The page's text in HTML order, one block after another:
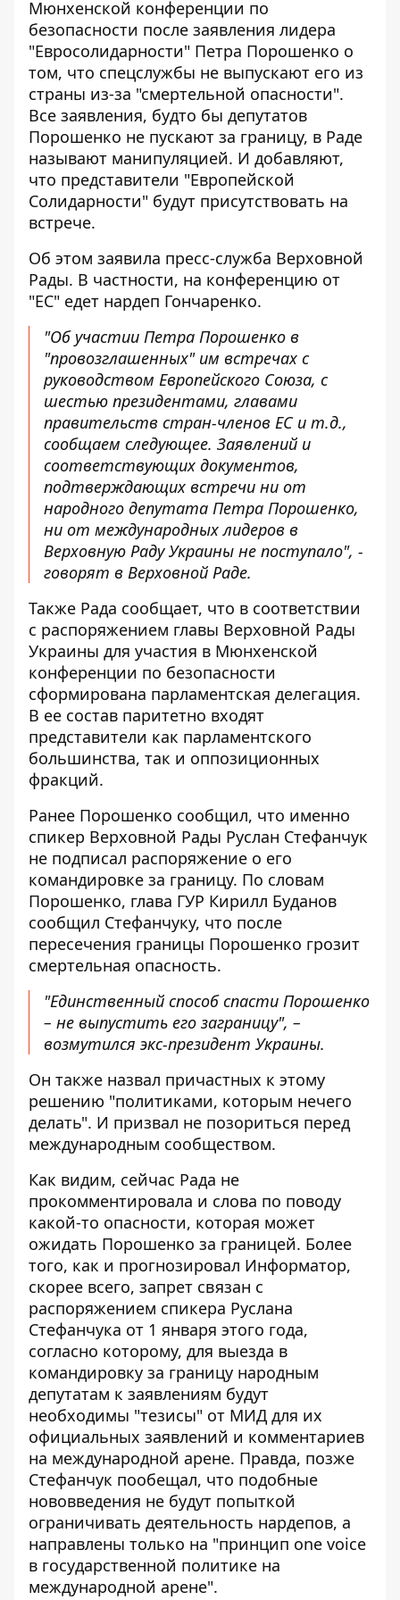
Мюнхенской конференции по
безопасности после заявления лидера
"Евросолидарности" Петра Порошенко о
том, что спецслужбы не выпускают его из
страны из-за "смертельной опасности".
Все заявления, будто бы депутатов
Порошенко не пускают за границу, в Раде
называют манипуляцией. И добавляют,
что представители "Европейской
Солидарности" будут присутствовать на
встрече.
Об этом заявила пресс-служба Верховной
Рады. В частности, на конференцию от
"ЕС" едет нардеп Гончаренко.
"Об участии Петра Порошенко в
"провозглашенных" им встречах с
руководством Европейского Союза, с
шестью президентами, главами
правительств стран-членов ЕС и т.д.,
сообщаем следующее. Заявлений и
соответствующих документов,
подтверждающих встречи ни от
народного депутата Петра Порошенко,
ни от международных лидеров в
Верховную Раду Украины не поступало", -
говорят в Верховной Раде.
Также Рада сообщает, что в соответствии
с распоряжением главы Верховной Рады
Украины для участия в Мюнхенской
конференции по безопасности
сформирована парламентская делегация.
В ее состав паритетно входят
представители как парламентского
большинства, так и оппозиционных
фракций.
Ранее Порошенко сообщил, что именно
спикер Верховной Рады Руслан Стефанчук
не подписал распоряжение о его
командировке за границу. По словам
Порошенко, глава ГУР Кирилл Буданов
сообщил Стефанчуку, что после
пересечения границы Порошенко грозит
смертельная опасность.
"Единственный способ спасти Порошенко
– не выпустить его заграницу", –
возмутился экс-президент Украины.
Он также назвал причастных к этому
решению "политиками, которым нечего
делать". И призвал не позориться перед
международным сообществом.
Как видим, сейчас Рада не
прокомментировала и слова по поводу
какой-то опасности, которая может
ожидать Порошенко за границей. Более
того, как и прогнозировал Информатор,
скорее всего, запрет связан с
распоряжением спикера Руслана
Стефанчука от 1 января этого года,
согласно которому, для выезда в
командировку за границу народным
депутатам к заявлениям будут
необходимы "тезисы" от МИД для их
официальных заявлений и комментариев
на международной арене. Правда, позже
Стефанчук пообещал, что подобные
нововведения не будут попыткой
ограничивать деятельность нардепов, а
направлены только на "принцип one voice
в государственной политике на
международной арене".